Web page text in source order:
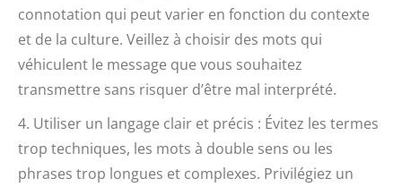
connotation qui peut varier en fonction du contexte
et de la culture. Veillez à choisir des mots qui
véhiculent le message que vous souhaitez
transmettre sans risquer d’être mal interprété.
4. Utiliser un langage clair et précis : Évitez les termes
trop techniques, les mots à double sens ou les
phrases trop longues et complexes. Privilégiez un